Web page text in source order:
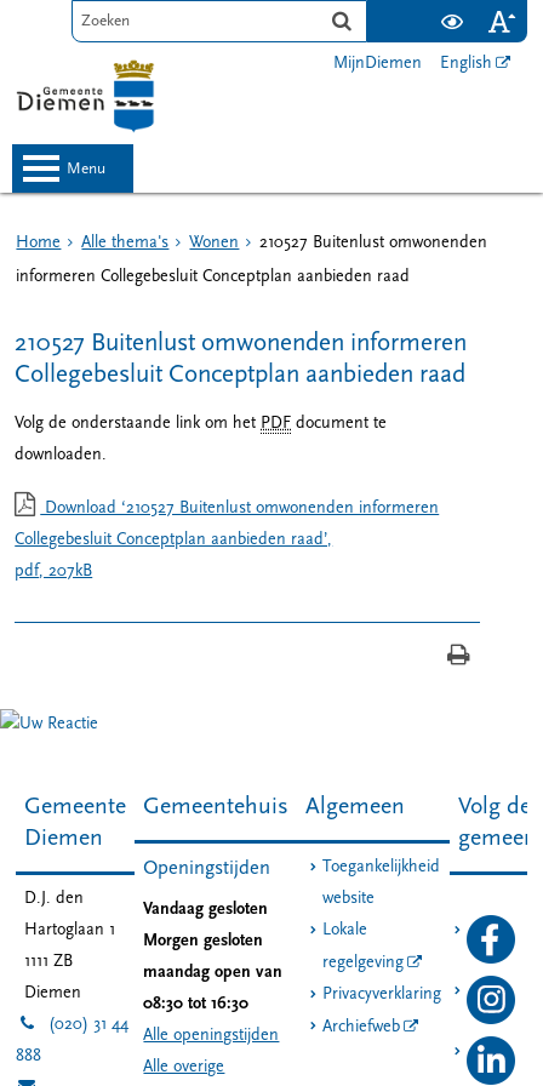
MijnDiemen English
menu
Home Alle thema's Wonen
210527 Buitenlust omwonenden
informeren Collegebesluit Conceptplan aanbieden raad
210527 Buitenlust omwonenden informeren
Collegebesluit Conceptplan aanbieden raad
Volg de onderstaande link om hetPDF document te
downloaden.
Download ‘210527 Buitenlust omwonenden informeren
Collegebesluit Conceptplan aanbieden raad’,
pdf, 207kB
Gemeente
Diemen
D.J. den
Hartoglaan 1
1111 ZB
Diemen
(020) 31 44
888
Gemeentehuis
Openingstijden
Vandaag gesloten
Morgen gesloten
maandag open van
08:30 tot 16:30
Alle openingstijden
Alle overige
Algemeen
Toegankelijkheid
website
Lokale
regelgeving
Privacyverklaring
Archiefweb
Volg de